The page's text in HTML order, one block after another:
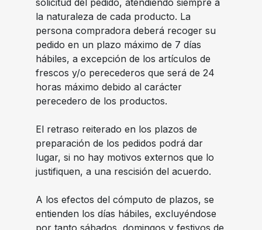
solicitud del pedido, atendiendo siempre a
la naturaleza de cada producto. La
persona compradora deberá recoger su
pedido en un plazo máximo de 7 días
hábiles, a excepción de los artículos de
frescos y/o perecederos que será de 24
horas máximo debido al carácter
perecedero de los productos.
El retraso reiterado en los plazos de
preparación de los pedidos podrá dar
lugar, si no hay motivos externos que lo
justifiquen, a una rescisión del acuerdo.
A los efectos del cómputo de plazos, se
entienden los días hábiles, excluyéndose
por tanto sábados, domingos y festivos de